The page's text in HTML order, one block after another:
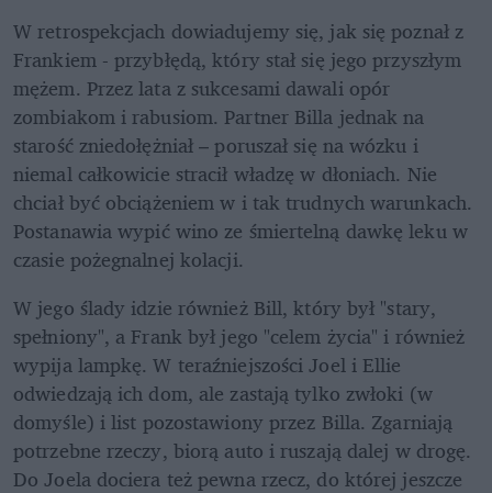
W retrospekcjach dowiadujemy się, jak się poznał z
Frankiem - przybłędą, który stał się jego przyszłym
mężem. Przez lata z sukcesami dawali opór
zombiakom i rabusiom. Partner Billa jednak na
starość zniedołężniał – poruszał się na wózku i
niemal całkowicie stracił władzę w dłoniach. Nie
chciał być obciążeniem w i tak trudnych warunkach.
Postanawia wypić wino ze śmiertelną dawkę leku w
czasie pożegnalnej kolacji.
W jego ślady idzie również Bill, który był "stary,
spełniony", a Frank był jego "celem życia" i również
wypija lampkę. W teraźniejszości Joel i Ellie
odwiedzają ich dom, ale zastają tylko zwłoki (w
domyśle) i list pozostawiony przez Billa. Zgarniają
potrzebne rzeczy, biorą auto i ruszają dalej w drogę.
Do Joela dociera też pewna rzecz, do której jeszcze